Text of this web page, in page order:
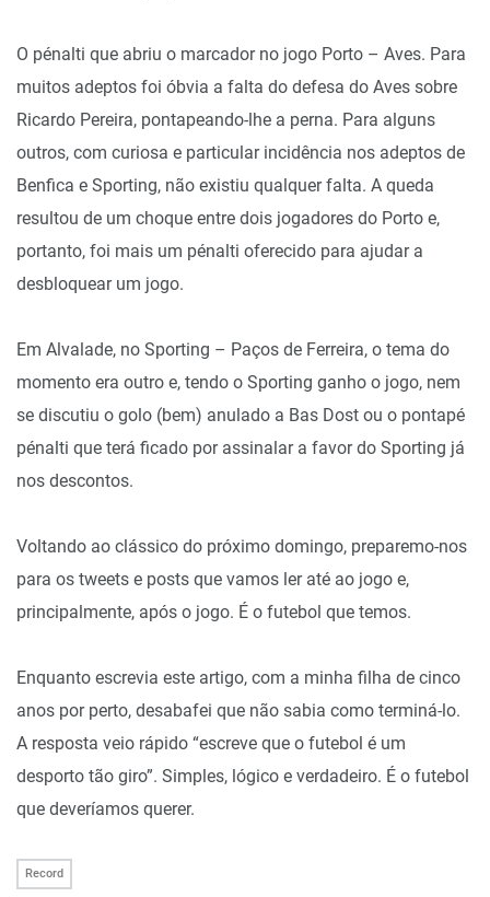
O pénalti que abriu o marcador no jogo Porto – Aves. Para
muitos adeptos foi óbvia a falta do defesa do Aves sobre
Ricardo Pereira, pontapeando-lhe a perna. Para alguns
outros, com curiosa e particular incidência nos adeptos de
Benfica e Sporting, não existiu qualquer falta. A queda
resultou de um choque entre dois jogadores do Porto e,
portanto, foi mais um pénalti oferecido para ajudar a
desbloquear um jogo.
Em Alvalade, no Sporting – Paços de Ferreira, o tema do
momento era outro e, tendo o Sporting ganho o jogo, nem
se discutiu o golo (bem) anulado a Bas Dost ou o pontapé
pénalti que terá ficado por assinalar a favor do Sporting já
nos descontos.
Voltando ao clássico do próximo domingo, preparemo-nos
para os tweets e posts que vamos ler até ao jogo e,
principalmente, após o jogo. É o futebol que temos.
Enquanto escrevia este artigo, com a minha filha de cinco
anos por perto, desabafei que não sabia como terminá-lo.
A resposta veio rápido “escreve que o futebol é um
desporto tão giro”. Simples, lógico e verdadeiro. É o futebol
que deveríamos querer.
Record